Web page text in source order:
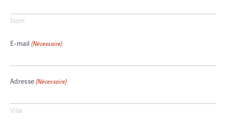
Nom
E-mail (Nécessaire)
Adresse(Nécessaire)
Ville